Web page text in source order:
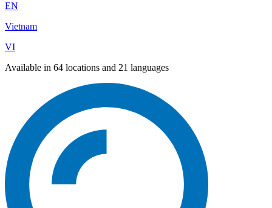
EN
Vietnam
VI
Available in 64 locations and 21 languages